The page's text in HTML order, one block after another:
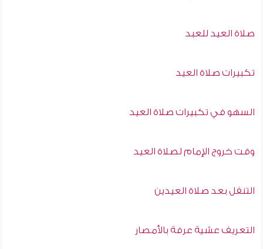
صلاة العيد للعبد
تكبيرات صلاة العيد
السهو في تكبيرات صلاة العيد
وقت خروج الإمام لصلاة العيد
التنفل بعد صلاة العيدين
التعريف عشية عرفة بالأمصار